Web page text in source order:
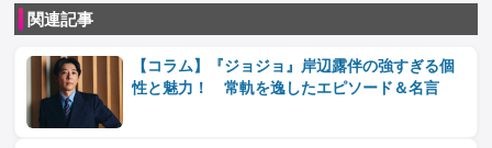
関連記事
【コラム】『ジョジョ』岸辺露伴の強すぎる個
性と魅力！ 常軌を逸したエピソード＆名言